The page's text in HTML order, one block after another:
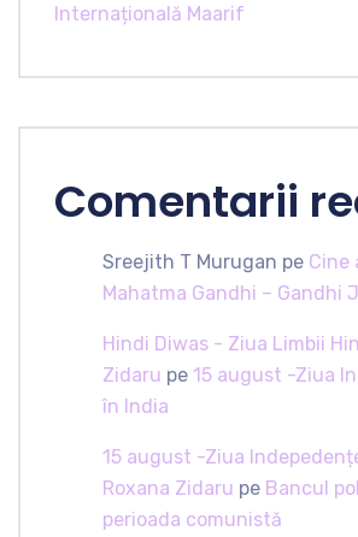
Internațională Maarif
Comentarii
Sreejith T Murugan pe Cine
Mahatma Gandhi – Gandhi
Hindi Diwas - Ziua Limbii
Zidaru pe 15 august -Ziua
în India
15 august -Ziua
Roxana Zidaru pe Bancul
perioada comunistă